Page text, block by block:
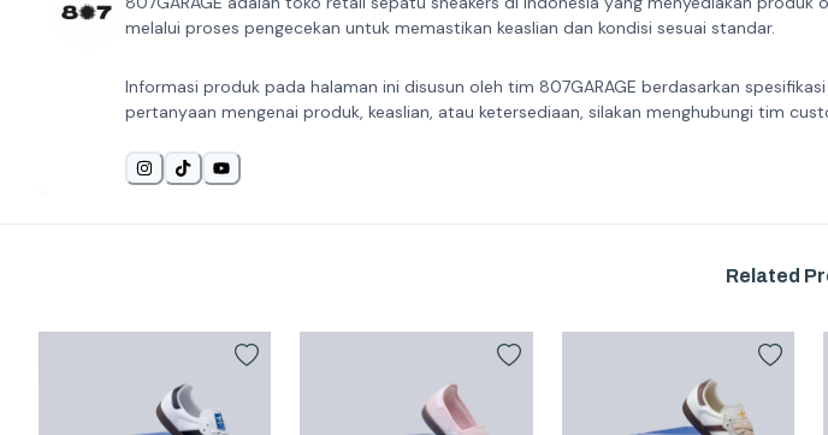
melalui proses pengecekan untuk memastikan keaslian dan kondisi sesuai standar.
Informasi produk pada halaman ini disusun oleh tim 807GARAGE berdasarkan
pertanyaan mengenai produk, keaslian, atau ketersediaan, silakan menghubungi tim
Related